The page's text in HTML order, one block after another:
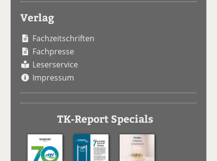
Verlag
Fachzeitschriften
Fachpresse
Leserservice
Impressum
TK-Report Specials